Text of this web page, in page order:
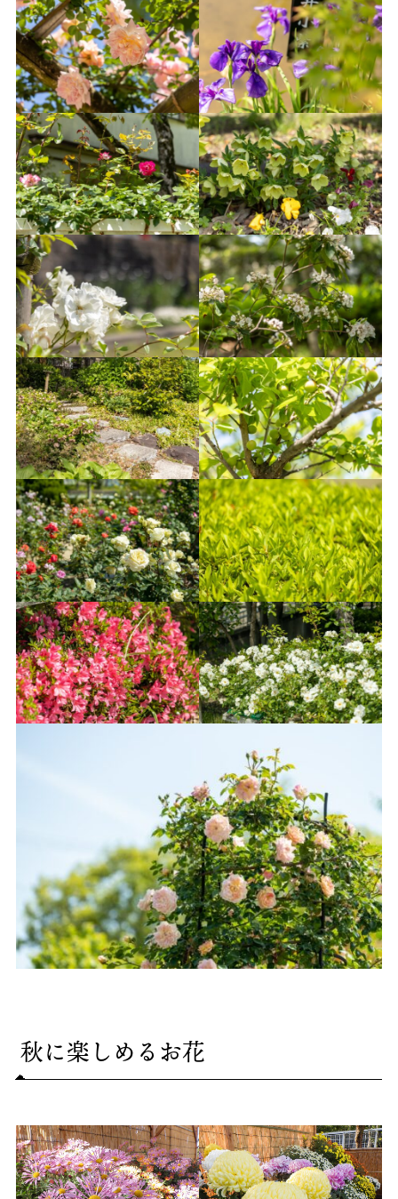
秋に楽しめるお花